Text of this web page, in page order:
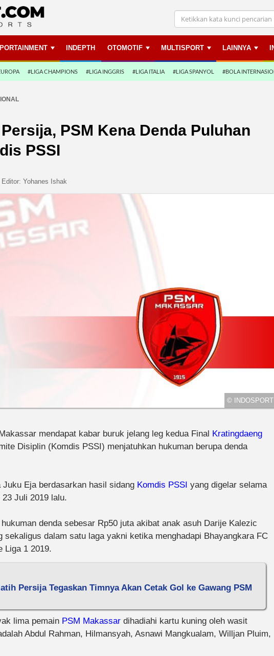
INDEPTH OTOMOTIF MULTISPORT LAINNYA
#LIGA CHAMPIONS #LIGA INGGRIS #LIGA ITALIA #LIGA SPANYOL #BOLA
PSM Kena Denda Puluhan
PSSI
Editor: Yohanes Ishak
© INDOSPORT
mendapat kabar buruk jelang leg kedua Final Kratingdaeng
Disiplin (Komdis PSSI) menjatuhkan hukuman berupa denda
Eja berdasarkan hasil sidang Komdis PSSI yang digelar selama
Juli 2019 lalu.
denda sebesar Rp50 juta akibat anak asuh Darije Kalezic
sekaligus dalam satu laga yakni ketika menghadapi Bhayangkara FC
Liga 1 2019.
Persija Tegaskan Timnya Akan Cetak Gol ke Gawang PSM
lima pemain PSM Makassar dihadiahi kartu kuning oleh wasit
Abdul Rahman, Hilmansyah, Asnawi Mangkualam, Willjan Pluim,